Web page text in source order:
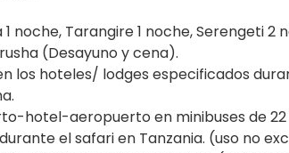
noche, Tarangire 1 noche, Serengeti
(Desayuno y cena).
los hoteles/ lodges especificados
hotel-aeropuerto en minibuses de 22
el safari en Tanzania. (uso no